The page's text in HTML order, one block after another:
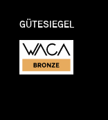
GÜTESIEGEL